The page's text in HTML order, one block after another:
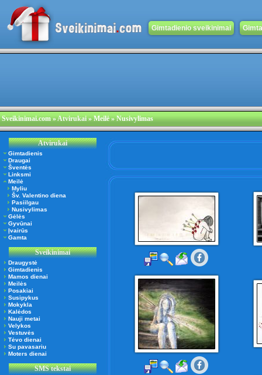
Gimtadienio sveikinimai
Sveikinimai.com»Atvirukai» Meilė » Nusivylimas
Atvirukai
Gimtadienis
Draugai
Šventės
Linksmi
Meilė
Myliu
Šv. Valentino diena
Pasiilgau
Nusivylimas
Gėlės
Gyvūnai
Įvairūs
Gamta
Sveikinimai
Draugystė
Gimtadienis
Mamos dienai
Meilės
Posakiai
Susipykus
Mokykla
Kalėdos
Nauji metai
Velykos
Vestuvės
Tėvo dienai
Su pavasariu
Moters dienai
SMS tekstai